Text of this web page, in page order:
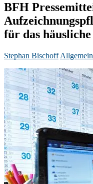
BFH
für das
Stephan Bischoff Allgemein